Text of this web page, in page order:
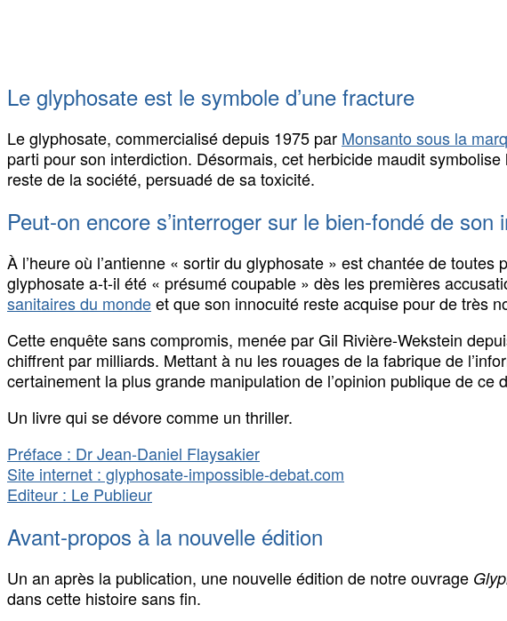
Le glyphosate est le symbole d’une fracture
Le glyphosate, commercialisé depuis 1975 par Monsanto sous la
parti pour son interdiction. Désormais, cet herbicide maudit
reste de la société, persuadé de sa toxicité.
Peut-on encore s’interroger sur le bien-fondé de son
À l’heure où l’antienne « sortir du glyphosate » est chantée de
glyphosate a-t-il été « présumé coupable » dès les premières
sanitaires du mondeet que son innocuité reste acquise pour de très
Cette enquête sans compromis, menée par Gil Rivière-Wekstein
chiffrent par milliards. Mettant à nu les rouages de la fabrique de
certainement la plus grande manipulation de l’opinion publique de
Un livre qui se dévore comme un thriller.
Préface : Dr Jean-Daniel Flaysakier
Site internet : glyphosate-impossible-debat.com
Editeur : Le Publieur
Avant-propos à la nouvelle édition
Un an après la publication, une nouvelle édition de notre ouvrage
dans cette histoire sans fin.